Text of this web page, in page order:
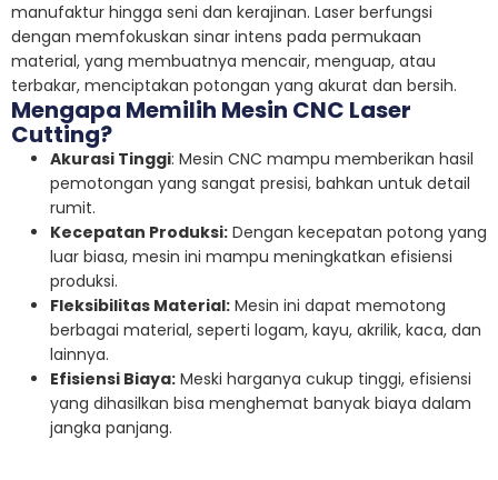
manufaktur hingga seni dan kerajinan. Laser berfungsi
dengan memfokuskan sinar intens pada permukaan
material, yang membuatnya mencair, menguap, atau
terbakar, menciptakan potongan yang akurat dan bersih.
Mengapa Memilih Mesin CNC Laser
Cutting?
Akurasi Tinggi: Mesin CNC mampu memberikan hasil
pemotongan yang sangat presisi, bahkan untuk detail
rumit.
Kecepatan Produksi: Dengan kecepatan potong yang
luar biasa, mesin ini mampu meningkatkan efisiensi
produksi.
Fleksibilitas Material: Mesin ini dapat memotong
berbagai material, seperti logam, kayu, akrilik, kaca, dan
lainnya.
Efisiensi Biaya: Meski harganya cukup tinggi, efisiensi
yang dihasilkan bisa menghemat banyak biaya dalam
jangka panjang.